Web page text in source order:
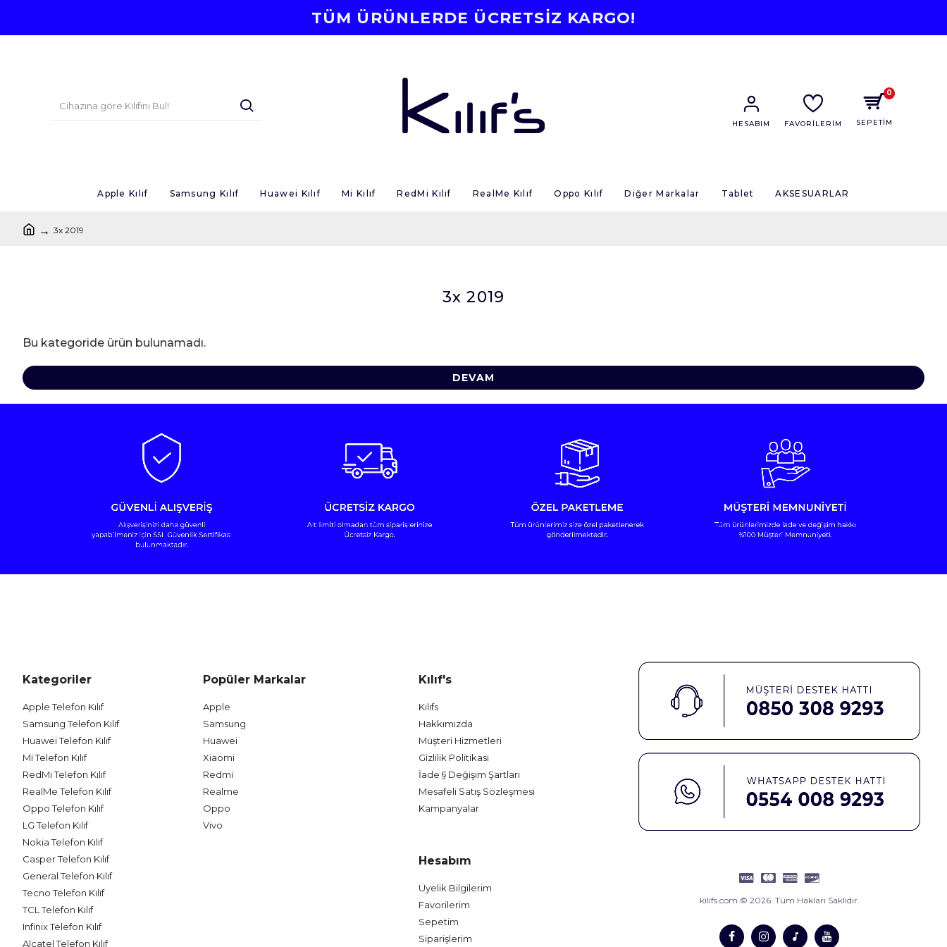
TÜM ÜRÜNLERDE ÜCRETSİZ KARGO!
HESABIM FAVORİLERİM SEPETİM
0
Apple Kılıf Samsung Kılıf Huawei Kılıf Mi Kılıf RedMi Kılıf RealMe Kılıf Oppo Kılıf Diğer Markalar Tablet AKSESUARLAR
3x 2019
3x 2019
Bu kategoride ürün bulunamadı.
DEVAM
Kategoriler
Apple Telefon Kılıf
Samsung Telefon Kılıf
Huawei Telefon Kılıf
Mi Telefon Kılıf
RedMi Telefon Kılıf
RealMe Telefon Kılıf
Oppo Telefon Kılıf
LG Telefon Kılıf
Nokia Telefon Kılıf
Casper Telefon Kılıf
General Telefon Kılıf
Tecno Telefon Kılıf
TCL Telefon Kılıf
Infinix Telefon Kılıf
Alcatel Telefon Kılıf
Popüler Markalar
Apple
Samsung
Huawei
Xiaomi
Redmi
Realme
Oppo
Vivo
Kılıf's
Kılıfs
Hakkımızda
Müşteri Hizmetleri
Gizlilik Politikası
İade § Değişim Şartları
Mesafeli Satış Sözleşmesi
Kampanyalar
Hesabım
Üyelik Bilgilerim
Favorilerim
Sepetim
Siparişlerim
kilifs.com © 2026. Tüm Hakları Saklıdır.